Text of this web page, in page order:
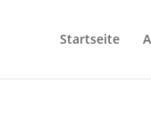
Startseite